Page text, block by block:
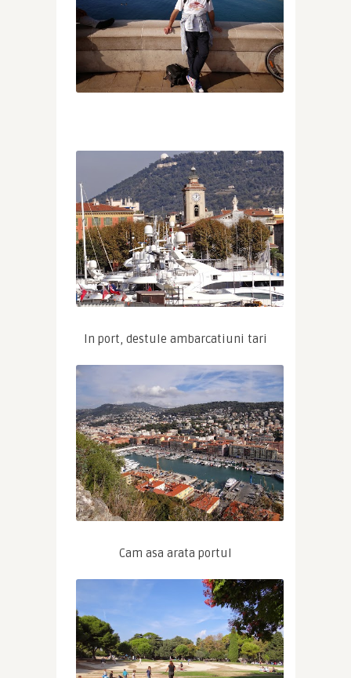
In port, destule ambarcatiuni tari
Cam asa arata portul